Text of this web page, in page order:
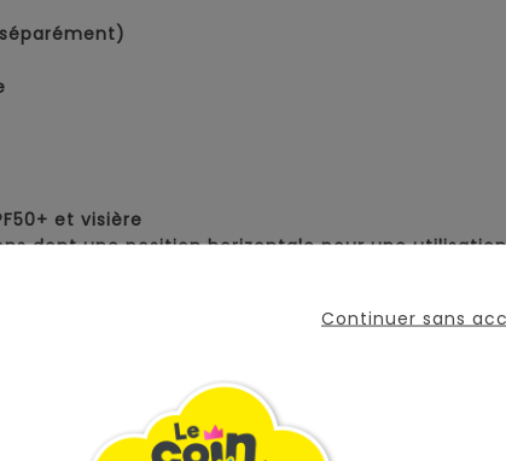
Continuer sans
et visière
dont une position horizontale pour une
VOUS AIMEREZ AUSSI